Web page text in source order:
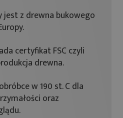
jest z drewna bukowego
certyfikat FSC czyli
drewna.
w 190 st. C dla
oraz